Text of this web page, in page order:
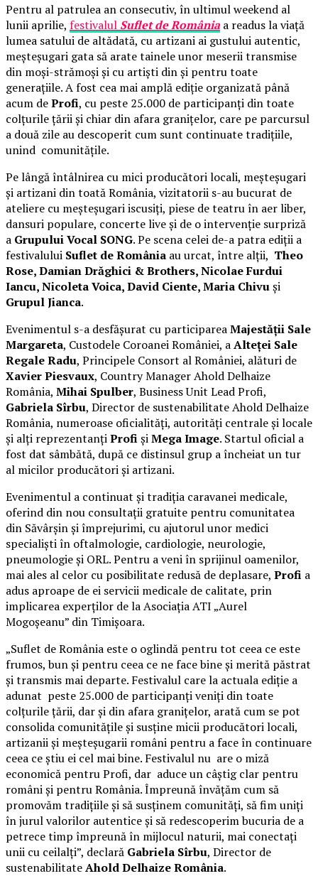
Pentru al patrulea an consecutiv, în ultimul weekend al
lunii aprilie, festivalul Suflet de România a readus la viață
lumea satului de altădată, cu artizani ai gustului autentic,
meșteșugari gata să arate tainele unor meserii transmise
din moși-strămoși și cu artiști din și pentru toate
generațiile. A fost cea mai amplă ediție organizată până
acum deProfi, cu peste 25.000 de participanți din toate
colțurile țării și chiar din afara granițelor, care pe parcursul
a două zile au descoperit cum sunt continuate tradițiile,
unind comunitățile.
Pe lângă întâlnirea cu mici producători locali, meșteșugari
și artizani din toată România, vizitatorii s-au bucurat de
ateliere cu meșteșugari iscusiți, piese de teatru în aer liber,
dansuri populare, concerte live și de o intervenție surpriză
a Grupului Vocal SONG. Pe scena celei de-a patra ediții a
festivalului Suflet de România au urcat, între alții, Theo
Rose, Damian Drăghici & Brothers, Nicolae Furdui
Iancu, Nicoleta Voica, David Ciente, Maria Chivuși
Grupul Jianca.
Evenimentul s-a desfășurat cu participareaMajestății Sale
Margareta, Custodele Coroanei României, aAlteței Sale
Regale Radu, Principele Consort al României, alături de
Xavier Piesvaux, Country Manager Ahold Delhaize
România, Mihai Spulber, Business Unit Lead Profi,
Gabriela Sîrbu, Director de sustenabilitate Ahold Delhaize
România, numeroase oficialități, autorități centrale și locale
și alți reprezentanțiProfișiMega Image. Startul oficial a
fost dat sâmbătă, după ce distinsul grup a încheiat un tur
al micilor producători și artizani.
Evenimentul a continuat și tradiția caravanei medicale,
oferind din nou consultații gratuite pentru comunitatea
din Săvârșin și împrejurimi, cu ajutorul unor medici
specialiști în oftalmologie, cardiologie, neurologie,
pneumologie și ORL. Pentru a veni în sprijinul oamenilor,
mai ales al celor cu posibilitate redusă de deplasare, Profi a
adus aproape de ei servicii medicale de calitate, prin
implicarea experților de la Asociația ATI „Aurel
Mogoșeanu” din Timișoara.
„Suflet de România este o oglindă pentru tot ceea ce este
frumos, bun și pentru ceea ce ne face bine și merită păstrat
și transmis mai departe. Festivalul care la actuala ediție a
adunat peste 25.000 de participanți veniți din toate
colțurile țării, dar și din afara granițelor, arată cum se pot
consolida comunitățile și susține micii producători locali,
artizanii și meșteșugarii români pentru a face în continuare
ceea ce știu ei cel mai bine. Festivalul nu are o miză
economică pentru Profi, dar aduce un câștig clar pentru
români și pentru România. Împreună învățăm cum să
promovăm tradițiile și să susținem comunități, să fim uniți
în jurul valorilor autentice și să redescoperim bucuria de a
petrece timp împreună în mijlocul naturii, mai conectați
unii cu ceilalți”, declară Gabriela Sîrbu, Director de
sustenabilitateAhold Delhaize România.